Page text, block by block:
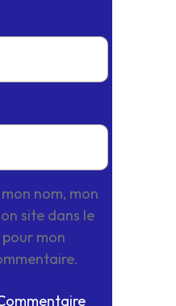
nom, mon
site dans le
mon